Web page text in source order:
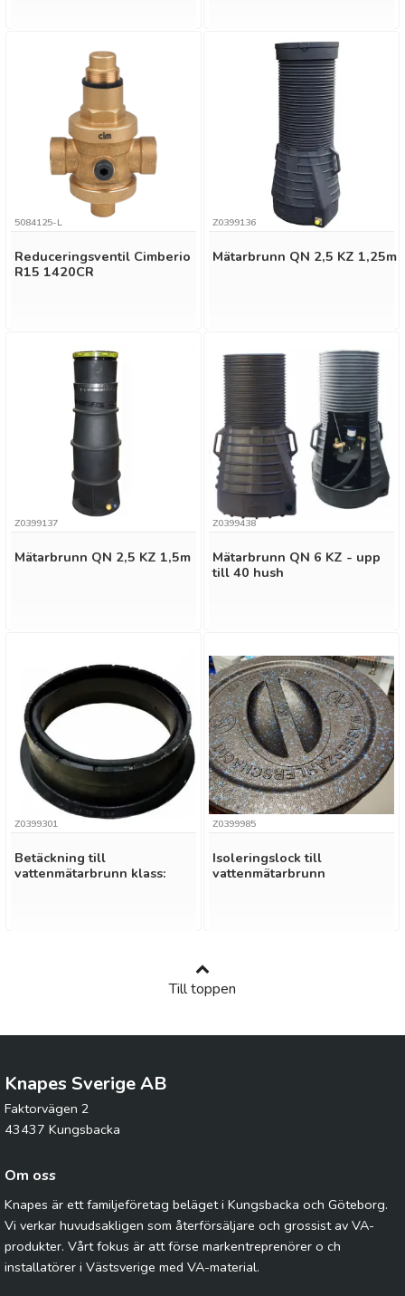
Reduceringsventil Cimberio
R15 1420CR
5084125-L
Mätarbrunn QN 2,5 KZ 1,25m
Z0399136
Mätarbrunn QN 2,5 KZ 1,5m
Z0399137
Mätarbrunn QN 6 KZ - upp
till 40 hush
Z0399438
Betäckning till
vattenmätarbrunn klass:
Z0399301
Isoleringslock till
vattenmätarbrunn
Z0399985
Till toppen
Knapes Sverige AB
Faktorvägen 2
43437 Kungsbacka
Om oss
Knapes är ett familjeföretag beläget i Kungsbacka och Göteborg.
Vi verkar huvudsakligen som återförsäljare och grossist av VA-
produkter. Vårt fokus är att förse markentreprenörer o ch
installatörer i Västsverige med VA-material.